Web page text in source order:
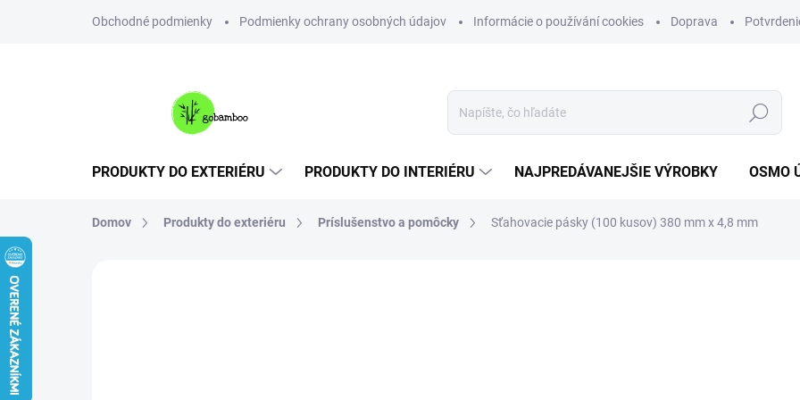
Obchodné podmienky Podmienky ochrany osobných údajov Informácie o používání cookies Doprava
Hľadať
PRODUKTY DO EXTERIÉRU PRODUKTY DO INTERIÉRU NAJPREDÁVANEJŠIE VÝROBKY OSMO
Domov Produkty do exteriéru Príslušenstvo a pomôcky Sťahovacie pásky (100 kusov) 380 mm x 4,8 mm